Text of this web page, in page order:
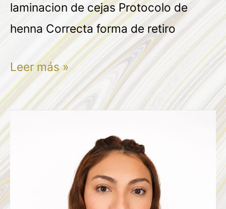
laminacion de cejas Protocolo de
henna Correcta forma de retiro
Leer más »
DULCE
VAZQUEZ
RODRIGUEZ